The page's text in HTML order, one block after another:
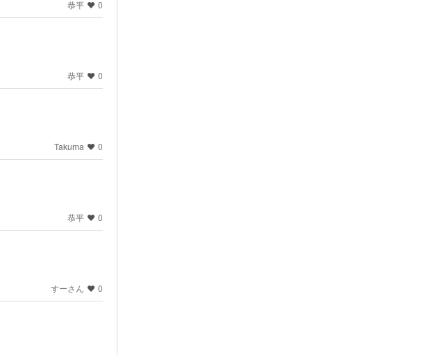
恭平 0
恭平 0
Takuma 0
恭平 0
すーさん 0